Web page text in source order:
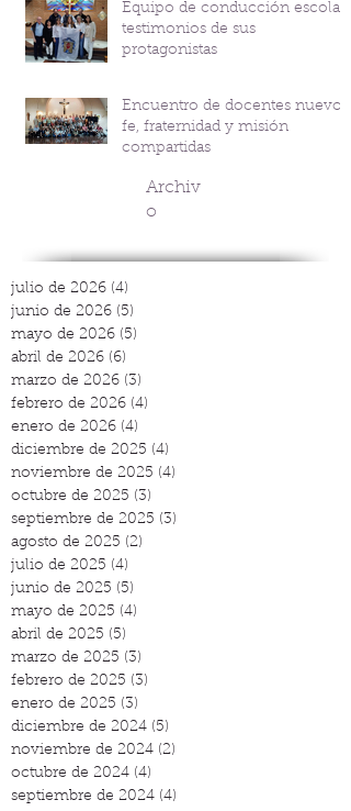
Coindre
Equipo de conducción escolar:
testimonios de sus
protagonistas
Encuentro de docentes nuevos:
fe, fraternidad y misión
compartidas
Archiv
o
julio de 2026 (4)
junio de 2026 (5)
mayo de 2026 (5)
abril de 2026 (6)
marzo de 2026 (3)
febrero de 2026 (4)
enero de 2026 (4)
diciembre de 2025 (4)
noviembre de 2025 (4)
octubre de 2025 (3)
septiembre de 2025 (3)
agosto de 2025 (2)
julio de 2025 (4)
junio de 2025 (5)
mayo de 2025 (4)
abril de 2025 (5)
marzo de 2025 (3)
febrero de 2025 (3)
enero de 2025 (3)
diciembre de 2024 (5)
noviembre de 2024 (2)
octubre de 2024 (4)
septiembre de 2024 (4)